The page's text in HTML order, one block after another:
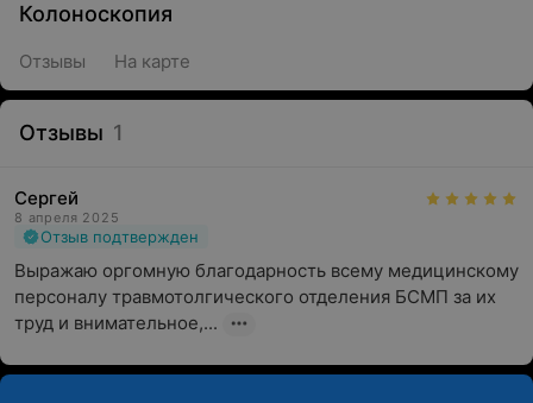
Колоноскопия
Отзывы На карте
Отзывы 1
Сергей
8 апреля 2025
Отзыв подтвержден
Выражаю оргомную благодарность всему медицинскому
персоналу травмотолгического отделения БСМП за их
труд и внимательное,...